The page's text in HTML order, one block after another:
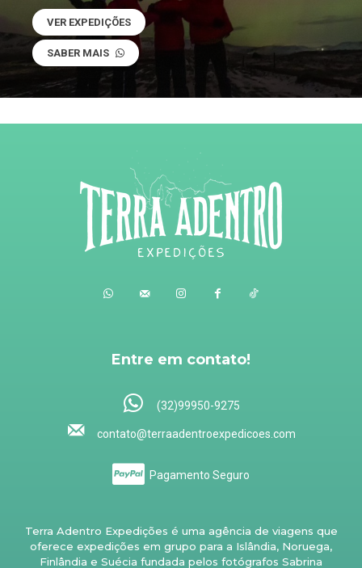
VER EXPEDIÇÕES
SABER MAIS
Entre em contato!
(32)99950-9275
contato@terraadentroexpedicoes.com
Pagamento Seguro
Terra Adentro Expedições é uma agência de viagens que
oferece expedições em grupo para a Islândia, Noruega,
Finlândia e Suécia fundada pelos fotógrafos Sabrina